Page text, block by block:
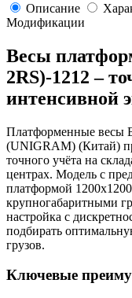
Описание
Модификации
Весы
2RS)-1212 –
интенсивной
Платформенные весы
(UNIGRAM) (Китай)
точного учёта на
центрах. Модель с
платформой
крупногабаритными
настройка с
подбирать
грузов.
Ключевые